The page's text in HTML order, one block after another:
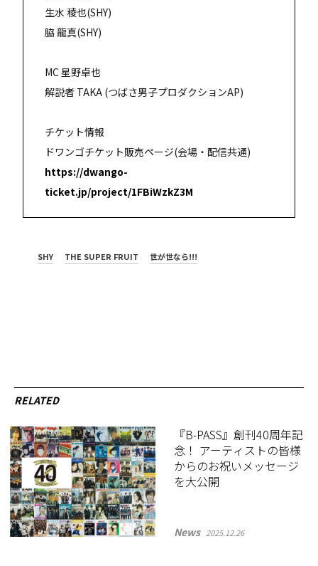
生水 稜也(SHY)
脇 龍真(SHY)
MC 星野卓也
解説者 TAKA (つばさ男子プロダクションAP)
チケット情報
ドワンゴチケット販売ページ(会場・配信共通)
https://dwango-
ticket.jp/project/1FBiWzkZ3M
SHY THE SUPER FRUIT 世が世なら!!!
RELATED
『B-PASS』創刊40周年記
念！ アーティストの皆様
からのお祝いメッセージ
を大公開
News 2025.12.26